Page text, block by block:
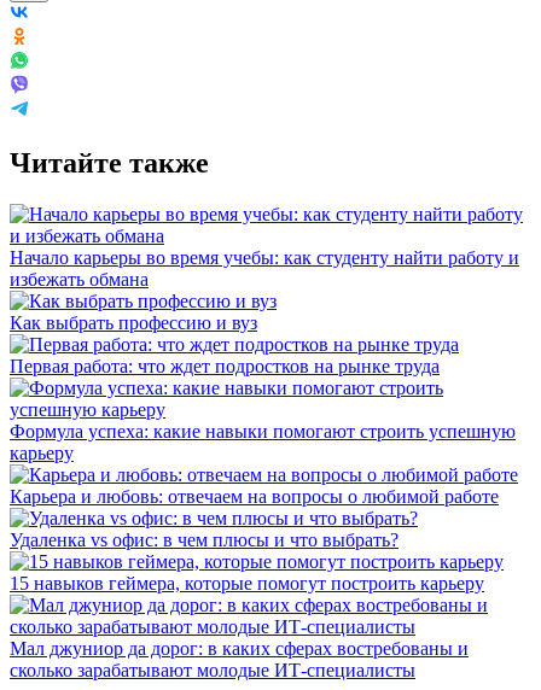
Читайте также
Начало карьеры во время учебы: как студенту найти работу и
избежать обмана
Как выбрать профессию и вуз
Первая работа: что ждет подростков на рынке труда
Формула успеха: какие навыки помогают строить успешную
карьеру
Карьера и любовь: отвечаем на вопросы о любимой работе
Удаленка vs офис: в чем плюсы и что выбрать?
15 навыков геймера, которые помогут построить карьеру
Мал джуниор да дорог: в каких сферах востребованы и
сколько зарабатывают молодые ИТ-специалисты